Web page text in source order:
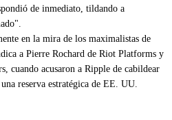
de inmediato, tildando a
en la mira de los maximalistas de
a Pierre Rochard de Riot Platforms y
cuando acusaron a Ripple de cabildear
reserva estratégica de EE. UU.